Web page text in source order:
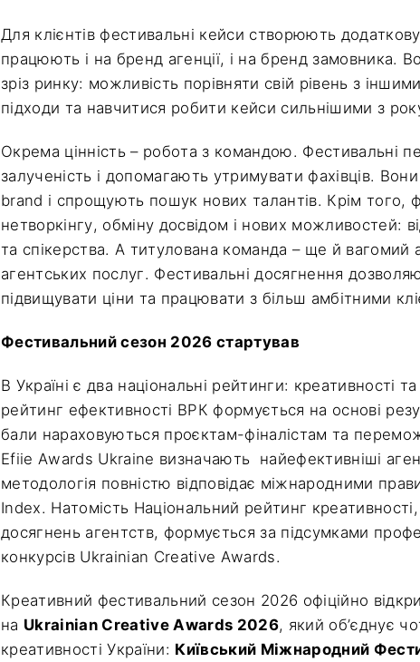
Для клієнтів фестивальні кейси створюють додаткову
працюють і на бренд агенції, і на бренд замовника.
зріз ринку: можливість порівняти свій рівень з
підходи та навчитися робити кейси сильнішими з
Окрема цінність – робота з командою. Фестивальні
залученість і допомагають утримувати фахівців.
brand і спрощують пошук нових талантів. Крім того,
нетворкінгу, обміну досвідом і нових можливостей:
та спікерства. А титулована команда – ще й вагомий
агентських послуг. Фестивальні досягнення
підвищувати ціни та працювати з більш амбітними
Фестивальний сезон 2026 стартував
В Україні є два національні рейтинги: креативності
рейтинг ефективності ВРК формується на основі
бали нараховуються проєктам-фіналістам та
Efiie Awards Ukraine визначають найефективніші
методологія повністю відповідає міжнародними
Index. Натомість Національний рейтинг
досягнень агентств, формується за підсумками
конкурсів Ukrainian Creative Awards.
Креативний фестивальний сезон 2026 офіційно
на Ukrainian Creative Awards 2026, який об’єднує
креативності України: Київський Міжнародний